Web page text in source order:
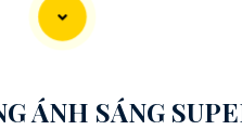
ÁNH SÁNG